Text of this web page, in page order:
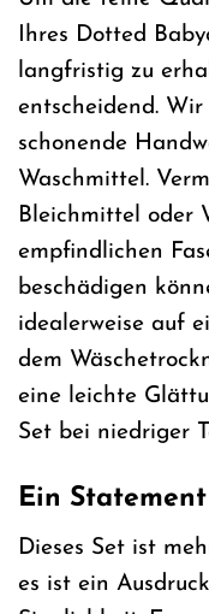
Ihres Dotted
langfristig zu
entscheidend.
schonende
Waschmittel.
Bleichmittel oder
empfindlichen
beschädigen
idealerweise auf
dem
eine leichte
Set bei niedriger
Ein
Dieses Set ist
es ist ein